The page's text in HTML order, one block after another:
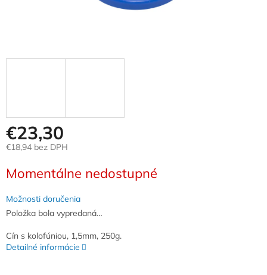
€23,30
€18,94 bez DPH
cena:
Momentálne nedostupné
Možnosti doručenia
Položka bola vypredaná…
Cín s kolofúniou, 1,5mm, 250g.
Detailné informácie